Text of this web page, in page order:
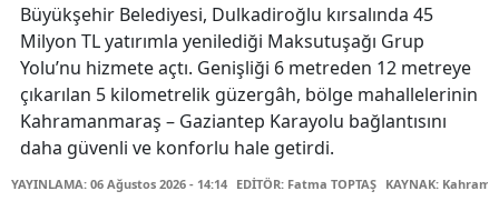
Büyükşehir Belediyesi, Dulkadiroğlu kırsalında 45
Milyon TL yatırımla yenilediği Maksutuşağı Grup
Yolu’nu hizmete açtı. Genişliği 6 metreden 12 metreye
çıkarılan 5 kilometrelik güzergâh, bölge mahallelerinin
Kahramanmaraş – Gaziantep Karayolu bağlantısını
daha güvenli ve konforlu hale getirdi.
YAYINLAMA: 06 Ağustos 2026 - 14:14 EDİTÖR: Fatma TOPTAŞ KAYNAK: